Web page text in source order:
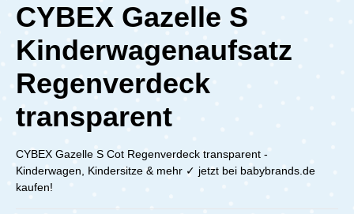
CYBEX Gazelle S
Kinderwagenaufsatz
Regenverdeck
transparent
CYBEX Gazelle S Cot Regenverdeck transparent -
Kinderwagen, Kindersitze & mehr ✓ jetzt bei babybrands.de
kaufen!